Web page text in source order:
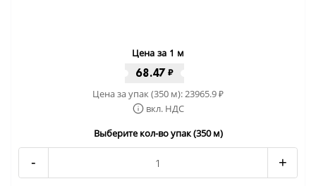
Цена за 1 м
68.47₽
Цена за упак (350 м):23965.9₽
вкл. НДС
Выберите кол-во упак (350 м)
- +